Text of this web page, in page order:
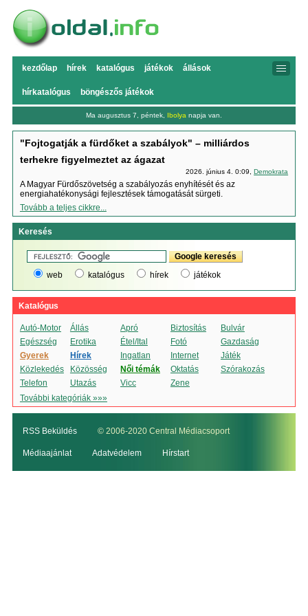
kezdőlap hírek katalógus játékok állások
hírkatalógus böngészős játékok
Ma augusztus 7, péntek, Ibolya napja van.
"Fojtogatják a fürdőket a szabályok" – milliárdos
terhekre figyelmeztet az ágazat
2026. június 4. 0:09,Demokrata
A Magyar Fürdőszövetség a szabályozás enyhítését és az
energiahatékonysági fejlesztések támogatását sürgeti.
Tovább a teljes cikkre...
Keresés
web katalógus hírek játékok
Katalógus
Autó-Motor Állás Apró Biztosítás
Bulvár
Egészség
Erotika Étel/Ital Fotó
Gazdaság
Gyerek
Hírek Ingatlan Internet
Játék
Közlekedés
Közösség Női témák Oktatás
Szórakozás
Telefon
Utazás Vicc
Zene
További kategóriák »»»
RSS Beküldés © 2006-2020 Central Médiacsoport
Médiaajánlat Adatvédelem Hírstart